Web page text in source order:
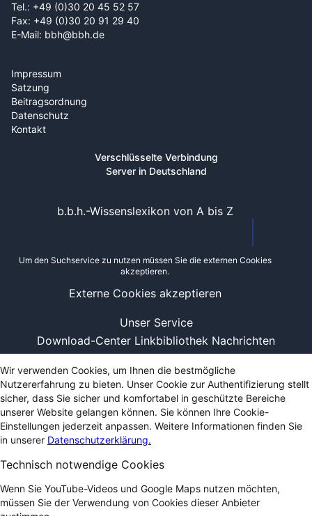
Tel.: +49 (0)30 20 45 52 57
Fax: +49 (0)30 20 91 29 40
E-Mail: bbh@bbh.de
Impressum
Satzung
Beitragsordnung
Datenschutz
Kontakt
Verschlüsselte Verbindung
Server in Deutschland
Unser Service
Download-Center Linkbibliothek Nachrichten
b.b.h.-Wissenslexikon von A bis Z
Um den Suchservice zu nutzen müssen Sie die externen Cookies
akzeptieren.
Externe Cookies akzeptieren
Wir verwenden Cookies, um Ihnen die bestmögliche
Nutzererfahrung zu bieten. Unser Cookie zur Authentifizierung stellt
sicher, dass Sie sicher und komfortabel in geschützte Bereiche
unserer Website gelangen können. Sie können Ihre Cookie-
Einstellungen jederzeit anpassen. Weitere Informationen finden Sie
in unserer Datenschutzerklärung.
Technisch notwendige Cookies
Wenn Sie YouTube-Videos und Google Maps nutzen möchten,
müssen Sie der Verwendung von Cookies dieser Anbieter